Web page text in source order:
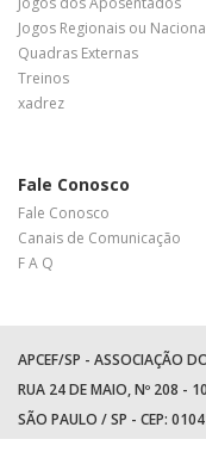
Jogos Regionais ou
Quadras Externas
Treinos
xadrez
Fale Conosco
Fale Conosco
Canais de Comunicação
F A Q
APCEF/SP - ASSOCIAÇÃO
RUA 24 DE MAIO, Nº 208 -
SÃO PAULO / SP - CEP: